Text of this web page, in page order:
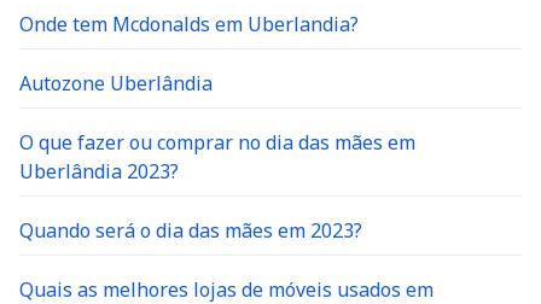
Onde tem Mcdonalds em Uberlandia?
Autozone Uberlândia
O que fazer ou comprar no dia das mães em
Uberlândia 2023?
Quando será o dia das mães em 2023?
Quais as melhores lojas de móveis usados em